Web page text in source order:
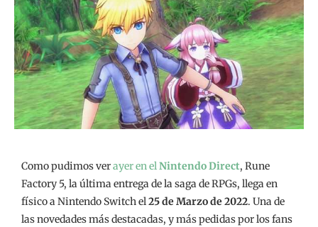
Como pudimos verayer en elNintendo Direct, Rune
Factory 5, la última entrega de la saga de RPGs, llega en
físico a Nintendo Switch el25 de Marzo de 2022. Una de
las novedades más destacadas, y más pedidas por los fans